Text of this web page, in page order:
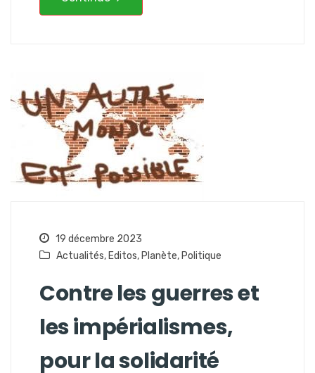
19 décembre 2023
Actualités, Editos, Planète, Politique
Contre les guerres et
les impérialismes,
pour la solidarité